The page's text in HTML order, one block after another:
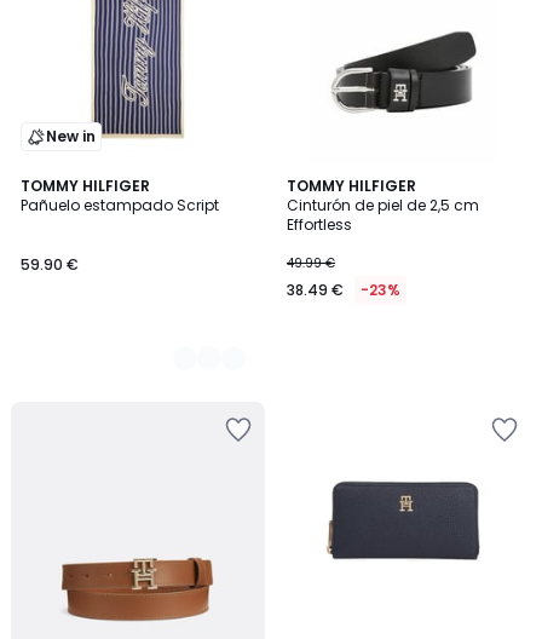
New in
TOMMY HILFIGER
Pañuelo estampado Script
59.90 €
2
Colores
TOMMY HILFIGER
Cinturón de piel de 2,5 cm
Effortless
49.99 €
38.49 € -23%